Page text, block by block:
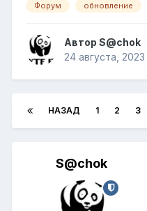
Форум обновление
Автор S@chok
24 августа, 2023
НАЗАД 1 2 3
S@chok